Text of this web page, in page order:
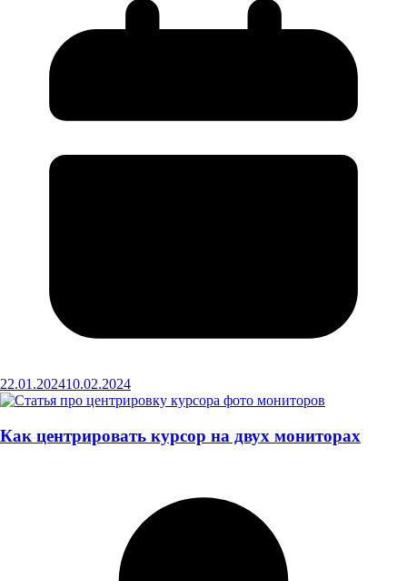
22.01.202410.02.2024
Как центрировать курсор на двух мониторах